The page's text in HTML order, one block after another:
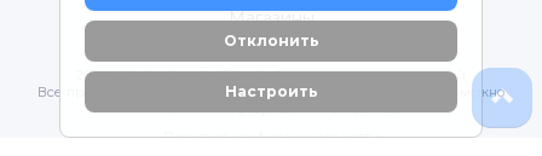
Отклонить
Настроить
Магазины
2012-2026 © ООО "ВОТОНЯ". Детские товары с доставкой
Все права защищены. Любое использование материалов возможно
только с письменного разрешения владельцев сайта.
Политика конфиденциальности